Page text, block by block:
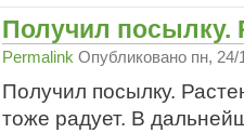
Получил посылку.
Permalink Опубликовано пн, 24/
Получил посылку.
тоже радует. В